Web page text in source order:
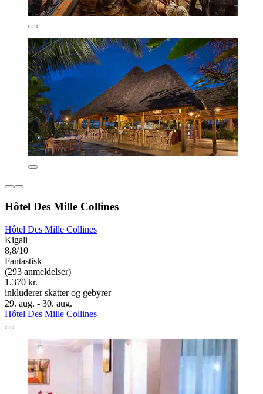
Hôtel Des Mille Collines
Hôtel Des Mille Collines
Kigali
8,8/10
Fantastisk
(293 anmeldelser)
1.370 kr.
inkluderer skatter og gebyrer
29. aug. - 30. aug.
Hôtel Des Mille Collines